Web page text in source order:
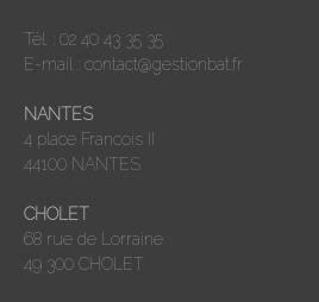
Tél. : 02 40 43 35 35
E-mail : contact@gestionbat.fr
NANTES
4 place Francois II
44100 NANTES
CHOLET
68 rue de Lorraine
49 300 CHOLET